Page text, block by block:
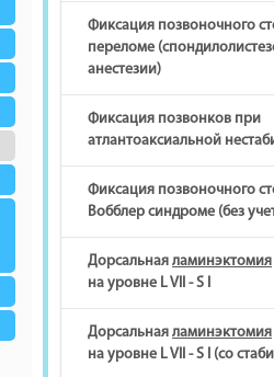
Фиксация позвоночного
переломе
анестезии)
Фиксация позвонков при
атлантоаксиальной
Фиксация позвоночного
Вобблер синдроме (без
Дорсальная ламинэктомия
на уровне L VII - S I
Дорсальная ламинэктомия
на уровне L VII - S I (со